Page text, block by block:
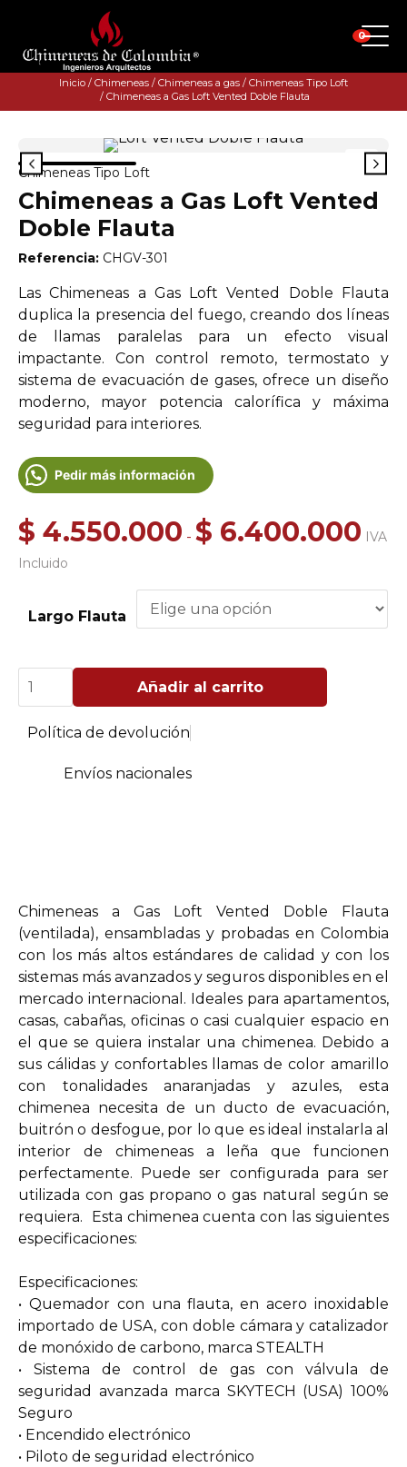
0
Inicio / Chimeneas / Chimeneas a gas / Chimeneas Tipo Loft
/ Chimeneas a Gas Loft Vented Doble Flauta
Chimeneas Tipo Loft
Chimeneas a Gas Loft Vented
Doble Flauta
Referencia: CHGV-301
Las Chimeneas a Gas Loft Vented Doble Flauta
duplica la presencia del fuego, creando dos líneas
de llamas paralelas para un efecto visual
impactante. Con control remoto, termostato y
sistema de evacuación de gases, ofrece un diseño
moderno, mayor potencia calorífica y máxima
seguridad para interiores.
Pedir más información
$ 4.550.000 - $ 6.400.000 de
desde
$
hasta
IVA
Incluido
Largo Flauta
Chimeneas
Gas
Loft
Vented
Añadir al carrito
Política de devolución
Envíos nacionales
Chimeneas a Gas Loft Vented Doble Flauta
(ventilada), ensambladas y probadas en Colombia
con los más altos estándares de calidad y con los
sistemas más avanzados y seguros disponibles en el
mercado internacional. Ideales para apartamentos,
casas, cabañas, oficinas o casi cualquier espacio en
el que se quiera instalar una chimenea. Debido a
sus cálidas y confortables llamas de color amarillo
con tonalidades anaranjadas y azules, esta
chimenea necesita de un ducto de evacuación,
buitrón o desfogue, por lo que es ideal instalarla al
interior de chimeneas a leña que funcionen
perfectamente. Puede ser configurada para ser
utilizada con gas propano o gas natural según se
requiera. Esta chimenea cuenta con las siguientes
especificaciones:
Especificaciones:
• Quemador con una flauta, en acero inoxidable
importado de USA, con doble cámara y catalizador
de monóxido de carbono, marca STEALTH
• Sistema de control de gas con válvula de
seguridad avanzada marca SKYTECH (USA) 100%
Seguro
• Encendido electrónico
• Piloto de seguridad electrónico